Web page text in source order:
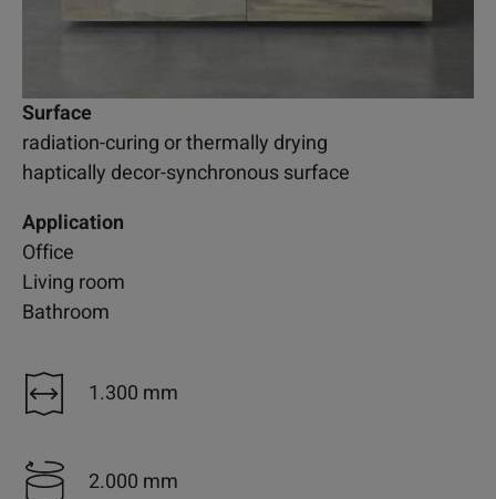
Surface
radiation-curing or thermally drying
haptically decor-synchronous surface
Application
Office
Living room
Bathroom
1.300 mm
2.000 mm